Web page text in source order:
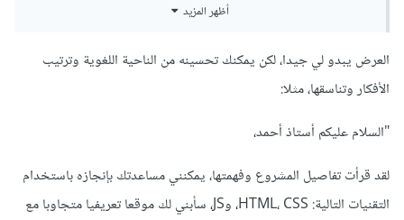
السلام عليكم استاذ احمد. أستطيع مساعدتك في ذلك فقد قمت
بعمل العديد من المواقع التعريفية لأشخاص ولشركات ايضاََ وانا
مهتم جداََ ببناء موقع التعريفي.
التقنيات التي سأستخدمها:
1- HTML
أظهر المزيد
العرض يبدو لي جيدا، لكن يمكنك تحسينه من الناحية اللغوية وترتيب
الأفكار وتناسقها، مثلا:
"السلام عليكم أستاذ أحمد،
لقد قرأت تفاصيل المشروع وفهمتها، يمكنني مساعدتك بإنجازه باستخدام
التقنيات التالية: HTML، CSS، وJS، سأبني لك موقعا تعريفيا متجاوبا مع